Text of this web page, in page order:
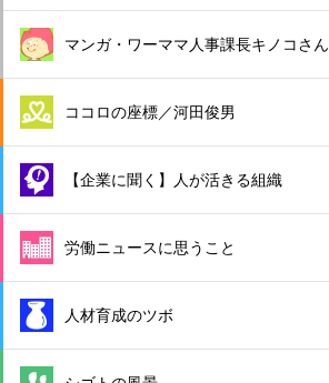
マンガ・ワーママ人事課長キノコさん
ココロの座標／河田俊男
【企業に聞く】人が活きる組織
労働ニュースに思うこと
人材育成のツボ